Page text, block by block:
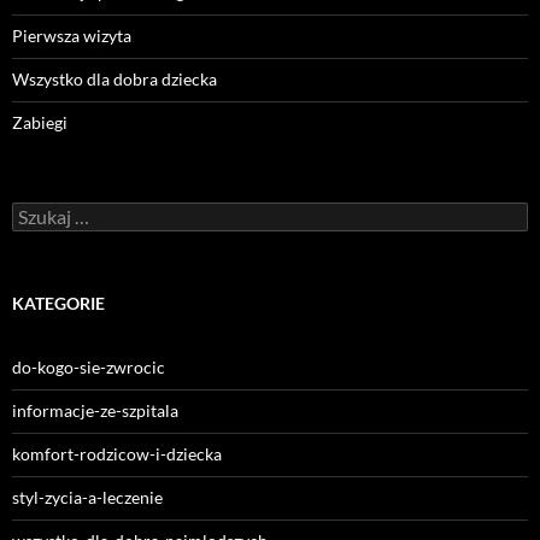
Pierwsza wizyta
Wszystko dla dobra dziecka
Zabiegi
Szukaj:
KATEGORIE
do-kogo-sie-zwrocic
informacje-ze-szpitala
komfort-rodzicow-i-dziecka
styl-zycia-a-leczenie